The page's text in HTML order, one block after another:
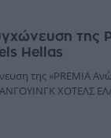
της
Hellas
της «PREMIA
ΧΟΤΕΛΣ